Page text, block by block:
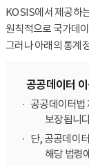
KOSIS에서 제공하
원칙적으로 국가데
그러나 아래의 통계
공공데이터
공공데이터법
보장됩니
단, 공공데이
해당 법령